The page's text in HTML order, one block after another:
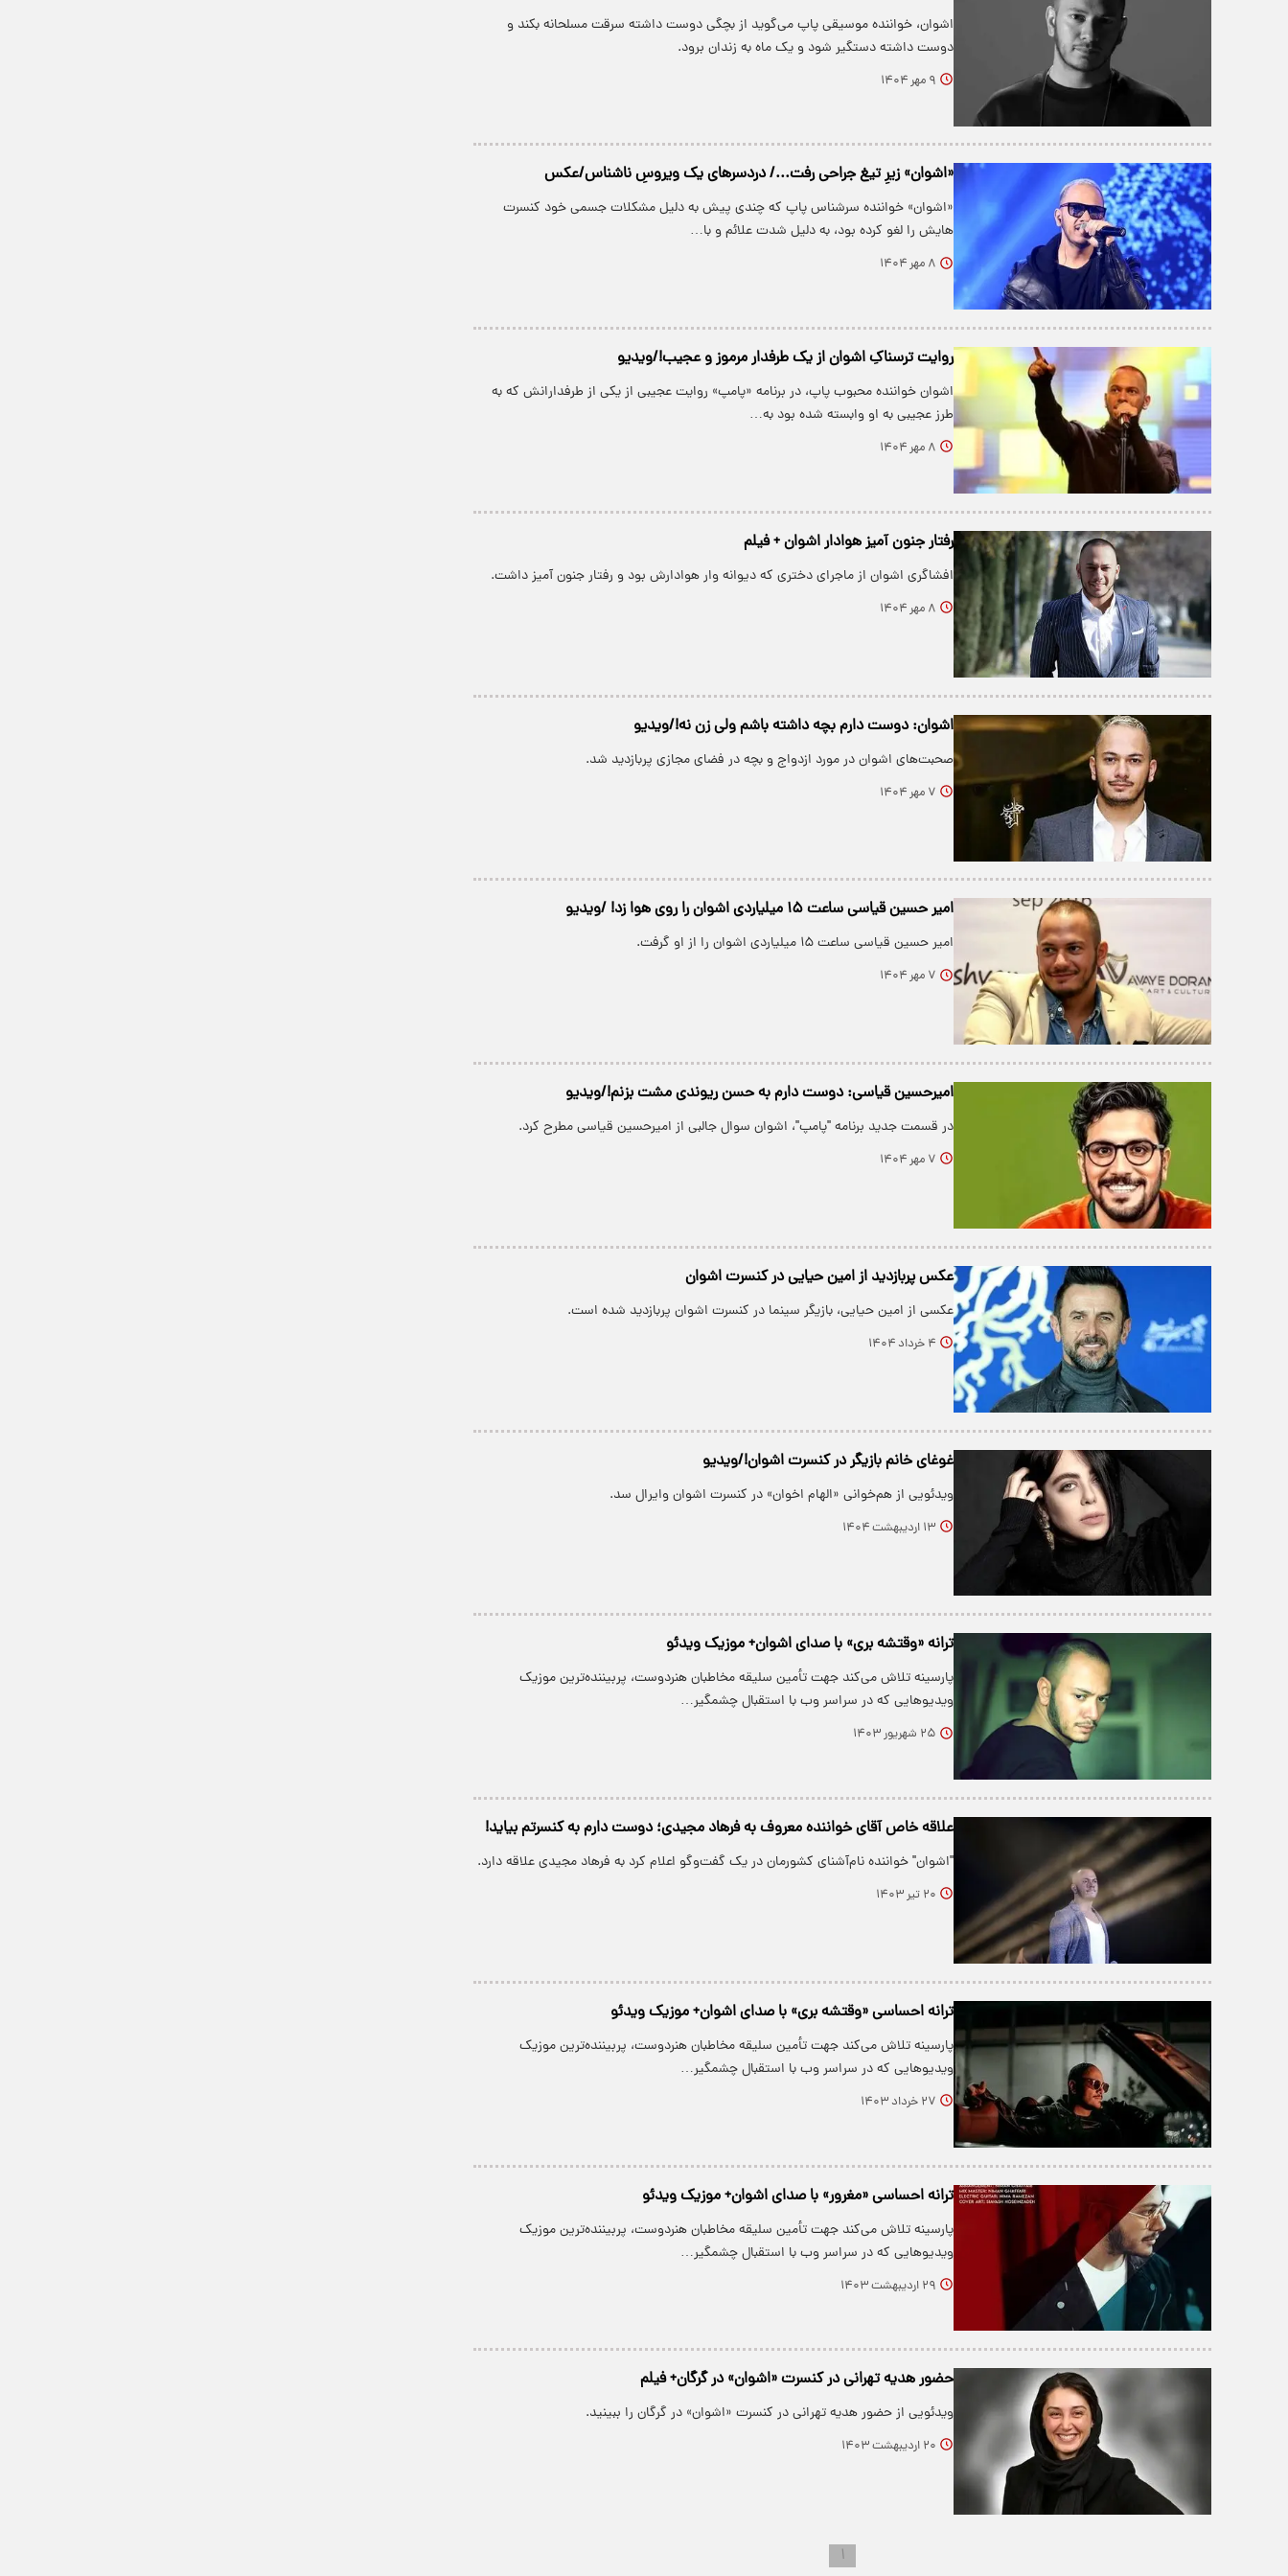
اشوان، خواننده موسیقی پاپ می‌گوید از بچگی دوست داشته سرقت مسلحانه بکند و
دوست داشته دستگیر شود و یک ماه به زندان برود.
۹ مهر ۱۴۰۴
«اشوان» زیرِ تیغ جراحی رفت.../ دردسرهای یک ویروسِ ناشناس/عکس
«اشوان» خواننده سرشناس پاپ که چندی پیش به دلیل مشکلات جسمی خود کنسرت
هایش را لغو‌ کرده بود، به دلیل شدت علائم و با…
۸ مهر ۱۴۰۴
روایت ترسناکِ اشوان از یک طرفدار مرموز و عجیب!/ویدیو
اشوان خواننده محبوب پاپ، در برنامه «پامپ» روایت عجیبی از یکی از طرفدارانش که به
طرز عجیبی به او وابسته شده بود به…
۸ مهر ۱۴۰۴
رفتار جنون آمیز هوادار اشوان + فیلم
افشاگری اشوان از ماجرای دختری که دیوانه وار هوادارش بود و رفتار جنون آمیز داشت.
۸ مهر ۱۴۰۴
اشوان: دوست دارم بچه داشته باشم ولی زن نه!/ویدیو
صحبت‌های اشوان در مورد ازدواج و بچه در فضای مجازی پربازدید شد.
۷ مهر ۱۴۰۴
امیر حسین قیاسی ساعت ۱۵ میلیاردی اشوان را روی هوا زد! /ویدیو
امیر حسین قیاسی ساعت ۱۵ میلیاردی اشوان را از او گرفت.
۷ مهر ۱۴۰۴
امیرحسین قیاسی: دوست دارم به حسن ریوندی مشت بزنم!/ویدیو
در قسمت جدید برنامه "پامپ"، اشوان سوال جالبی از امیرحسین قیاسی مطرح کرد.
۷ مهر ۱۴۰۴
عکس پربازدید از امین حیایی در کنسرت اشوان
عکسی از امین حیایی، بازیگر سینما در کنسرت اشوان پربازدید شده است.
۴ خرداد ۱۴۰۴
غوغای خانم بازیگر در کنسرت اشوان!/ویدیو
ویدئویی از هم‌خوانی «الهام اخوان» در کنسرت اشوان وایرال سد.
۱۳ اردیبهشت ۱۴۰۴
ترانه «وقتشه بری» با صدای اشوان+ موزیک ویدئو
پارسینه تلاش می‌کند جهت تأمین سلیقه مخاطبان هنردوست، پربیننده‌ترین موزیک
ویدیو‌هایی که در سراسر وب با استقبال چشمگیر…
۲۵ شهریور ۱۴۰۳
علاقه خاص آقای خواننده معروف به فرهاد مجیدی؛ دوست دارم به کنسرتم بیاید!
"اشوان" خواننده نام‌آشنای کشورمان در یک گفت‌وگو اعلام کرد به فرهاد مجیدی علاقه دارد.
۲۰ تیر ۱۴۰۳
ترانه احساسی «وقتشه بری» با صدای اشوان+ موزیک ویدئو
پارسینه تلاش می‌کند جهت تأمین سلیقه مخاطبان هنردوست، پربیننده‌ترین موزیک
ویدیو‌هایی که در سراسر وب با استقبال چشمگیر…
۲۷ خرداد ۱۴۰۳
ترانه احساسی «مغرور» با صدای اشوان+ موزیک ویدئو
پارسینه تلاش می‌کند جهت تأمین سلیقه مخاطبان هنردوست، پربیننده‌ترین موزیک
ویدیو‌هایی که در سراسر وب با استقبال چشمگیر…
۲۹ اردیبهشت ۱۴۰۳
حضور هدیه تهرانی در کنسرت «اشوان» در گرگان+ فیلم
ویدئویی از حضور هدیه تهرانی در کنسرت «اشوان» در گرگان را ببینید.
۲۰ اردیبهشت ۱۴۰۳
۱